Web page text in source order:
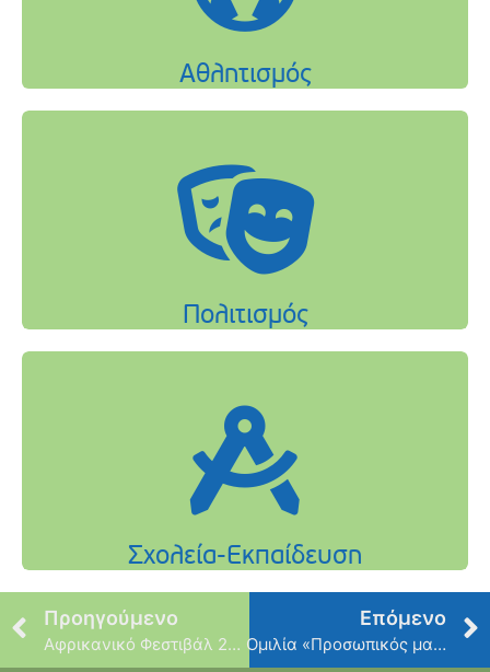
Προηγούμενο
Αφρικανικό Φεστιβάλ 2018
Επόμενο
Ομιλία «Προσωπικός μας χρόνος»